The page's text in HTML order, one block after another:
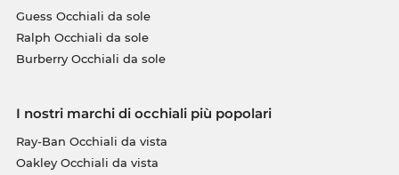
Guess Occhiali da sole
Ralph Occhiali da sole
Burberry Occhiali da sole
I nostri marchi di occhiali più popolari
Ray-Ban Occhiali da vista
Oakley Occhiali da vista